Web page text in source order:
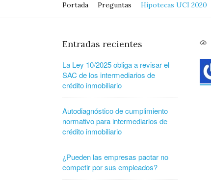
Portada Preguntas Hipotecas UCI 2020
Entradas recientes
La Ley 10/2025 obliga a revisar el
SAC de los intermediarios de
crédito inmobiliario
Autodiagnóstico de cumplimiento
normativo para intermediarios de
crédito inmobiliario
¿Pueden las empresas pactar no
competir por sus empleados?